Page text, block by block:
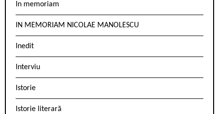
In memoriam
IN MEMORIAM NICOLAE MANOLESCU
Inedit
Interviu
Istorie
Istorie literară